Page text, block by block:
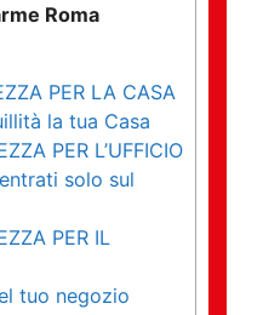
Roma
PER LA CASA
la tua Casa
PER L’UFFICIO
solo sul
PER IL
tuo negozio